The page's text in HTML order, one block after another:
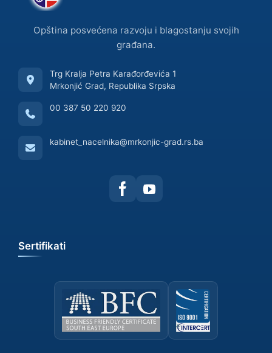
Opština posvećena razvoju i blagostanju svojih
građana.
Trg Kralja Petra Karađorđevića 1
Mrkonjić Grad, Republika Srpska
00 387 50 220 920
kabinet_nacelnika@mrkonjic-grad.rs.ba
Sertifikati